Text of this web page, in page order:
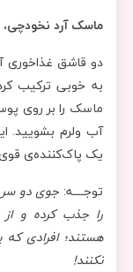
ماسک آرد
دو قاشق غذاخوری
به خوبی ترکیب
آب ولرم بشویید.
یک پاک‌کننده‌ی
توجــــه: جوی دو
را جذب کرده و
هستند؛ افرادی
نکنند!